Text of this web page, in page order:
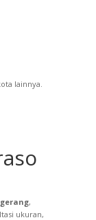
lainnya.
,
ukuran,